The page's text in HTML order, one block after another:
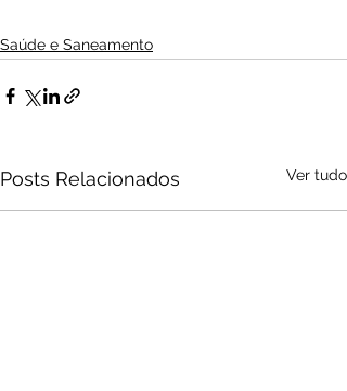
Saúde e Saneamento
Posts Relacionados Ver tudo